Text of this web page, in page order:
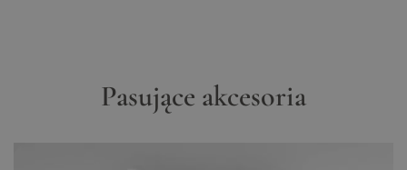
Pasujące akcesoria